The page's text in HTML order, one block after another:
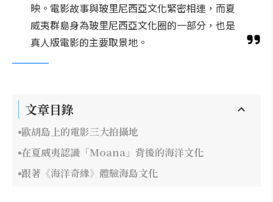
映。電影故事與玻里尼西亞文化緊密相連，而夏
威夷群島身為玻里尼西亞文化圈的一部分，也是
真人版電影的主要取景地。
文章目錄
歐胡島上的電影三大拍攝地
在夏威夷認識「Moana」背後的海洋文化
跟著《海洋奇緣》體驗海島文化